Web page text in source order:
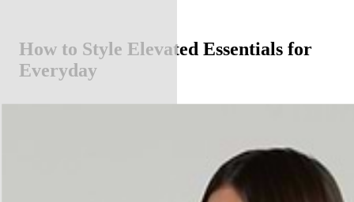
How to Style Elevated Essentials for
Everyday